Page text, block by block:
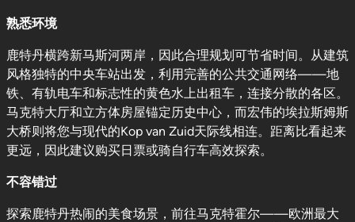
熟悉环境
鹿特丹横跨新马斯河两岸，因此合理规划可节省时间。从建筑
风格独特的中央车站出发，利用完善的公共交通网络——地
铁、有轨电车和标志性的黄色水上出租车，连接分散的各区。
马克特大厅和立方体房屋锚定历史中心，而宏伟的埃拉斯姆斯
大桥则将您与现代的Kop van Zuid天际线相连。距离比看起来
更远，因此建议购买日票或骑自行车高效探索。
不容错过
探索鹿特丹热闹的美食场景，前往马克特霍尔——欧洲最大